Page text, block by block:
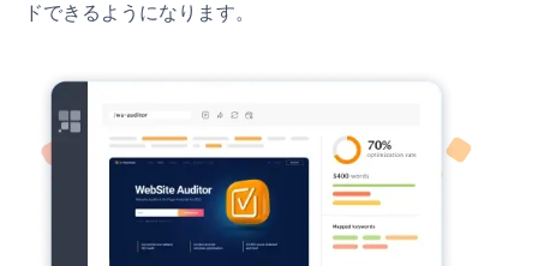
ドできるようになります。